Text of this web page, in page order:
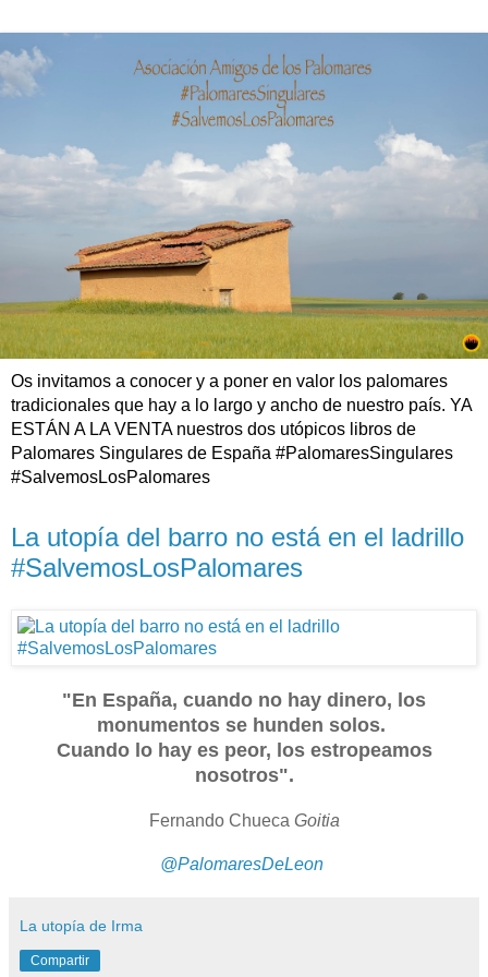
Os invitamos a conocer y a poner en valor los palomares
tradicionales que hay a lo largo y ancho de nuestro país. YA
ESTÁN A LA VENTA nuestros dos utópicos libros de
Palomares Singulares de España #PalomaresSingulares
#SalvemosLosPalomares
La utopía del barro no está en el ladrillo
#SalvemosLosPalomares
"En España, cuando no hay dinero, los
monumentos se hunden solos.
Cuando lo hay es peor, los estropeamos
nosotros".
Fernando Chueca Goitia
@PalomaresDeLeon
La utopía de Irma
Compartir